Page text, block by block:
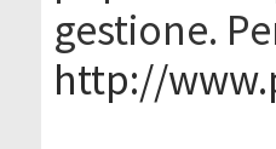
gestione.
http://